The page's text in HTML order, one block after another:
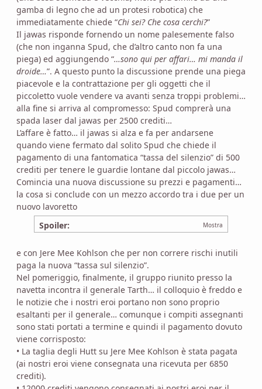
gamba di legno che ad un protesi robotica) che
immediatamente chiede “Chi sei? Che cosa cerchi?”
Il jawas risponde fornendo un nome palesemente falso
(che non inganna Spud, che d’altro canto non fa una
piega) ed aggiungendo “…sono qui per affari… mi manda il
droide…”. A questo punto la discussione prende una piega
piacevole e la contrattazione per gli oggetti che il
piccoletto vuole vendere va avanti senza troppi problemi…
alla fine si arriva al compromesso: Spud comprerà una
spada laser dal jawas per 2500 crediti…
L’affare è fatto… il jawas si alza e fa per andarsene
quando viene fermato dal solito Spud che chiede il
pagamento di una fantomatica “tassa del silenzio” di 500
crediti per tenere le guardie lontane dal piccolo jawas…
Comincia una nuova discussione su prezzi e pagamenti…
la cosa si conclude con un mezzo accordo tra i due per un
nuovo lavoretto
Spoiler:
e con Jere Mee Kohlson che per non correre rischi inutili
paga la nuova “tassa sul silenzio”.
Nel pomeriggio, finalmente, il gruppo riunito presso la
navetta incontra il generale Tarth… il colloquio è freddo e
le notizie che i nostri eroi portano non sono proprio
esaltanti per il generale… comunque i compiti assegnanti
sono stati portati a termine e quindi il pagamento dovuto
viene corrisposto:
• La taglia degli Hutt su Jere Mee Kohlson è stata pagata
(ai nostri eroi viene consegnata una ricevuta per 6850
crediti).